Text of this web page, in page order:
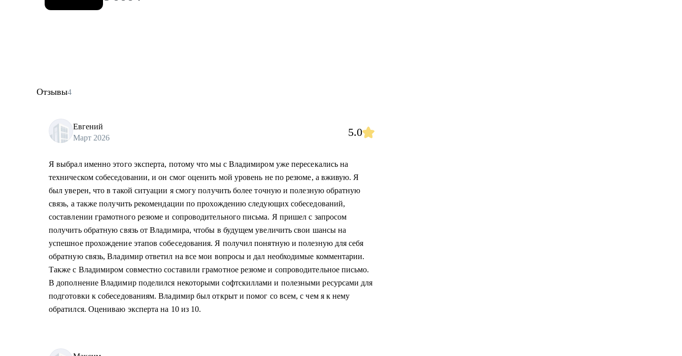
Отзывы4
Евгений
Март 2026
5.0
Я выбрал именно этого эксперта, потому что мы с Владимиром уже пересекались на
техническом собеседовании, и он смог оценить мой уровень не по резюме, а вживую. Я
был уверен, что в такой ситуации я смогу получить более точную и полезную обратную
связь, а также получить рекомендации по прохождению следующих собеседований,
составлении грамотного резюме и сопроводительного письма. Я пришел с запросом
получить обратную связь от Владимира, чтобы в будущем увеличить свои шансы на
успешное прохождение этапов собеседования. Я получил понятную и полезную для себя
обратную связь, Владимир ответил на все мои вопросы и дал необходимые комментарии.
Также с Владимиром совместно составили грамотное резюме и сопроводительное письмо.
В дополнение Владимир поделился некоторыми софтскиллами и полезными ресурсами для
подготовки к собеседованиям. Владимир был открыт и помог со всем, с чем я к нему
обратился. Оцениваю эксперта на 10 из 10.